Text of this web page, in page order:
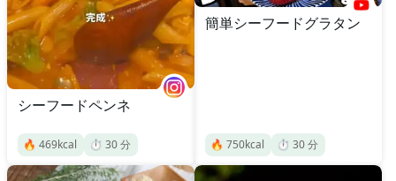
シーフードペンネ
🔥 469kcal ⏱️ 30分
簡単シーフードグラタン
🔥 750kcal ⏱️ 30分